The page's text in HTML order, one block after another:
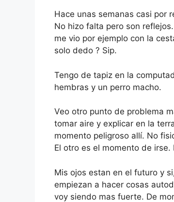
Hace unas semanas casi por
No hizo falta pero son
me vio por ejemplo con la
solo dedo ? Sip.
Tengo de tapiz en la
hembras y un perro macho.
Veo otro punto de problema
tomar aire y explicar en la
momento peligroso allí. No
El otro es el momento de
Mis ojos estan en el futuro y
empiezan a hacer cosas
voy siendo mas fuerte. De